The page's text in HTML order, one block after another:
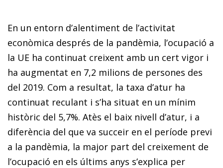
En un entorn d’alentiment de l’activitat
econòmica després de la pandèmia, l’ocupació a
la UE ha continuat creixent amb un cert vigor i
ha augmentat en 7,2 milions de persones des
del 2019. Com a resultat, la taxa d’atur ha
continuat reculant i s’ha situat en un mínim
històric del 5,7%. Atès el baix nivell d’atur, i a
diferència del que va succeir en el període previ
a la pandèmia, la major part del creixement de
l’ocupació en els últims anys s’explica per